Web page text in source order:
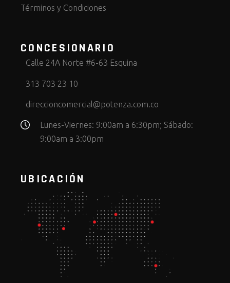
Términos y Condiciones
CONCESIONARIO
Calle 24A Norte #6-63 Esquina
313 703 23 10
direccioncomercial@potenza.com.co
Lunes-Viernes: 9:00am a 6:30pm; Sábado:
9:00am a 3:00pm
UBICACIÓN